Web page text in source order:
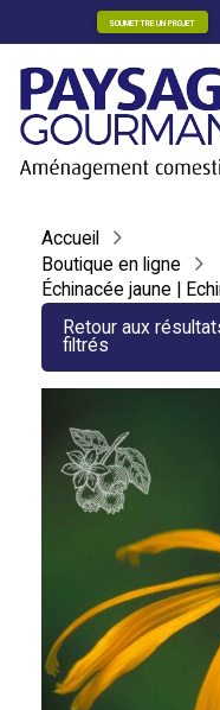
SOUMETTRE UN PROJET
Accueil
Boutique en ligne
Échinacée jaune |
Retour aux
filtrés